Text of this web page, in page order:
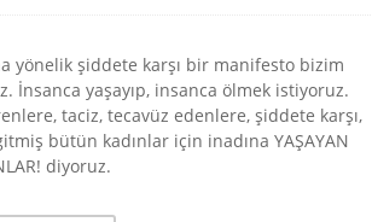
yönelik şiddete karşı bir manifesto bizim
İnsanca yaşayıp, insanca ölmek istiyoruz.
taciz, tecavüz edenlere, şiddete karşı,
bütün kadınlar için inadına YAŞAYAN
diyoruz.